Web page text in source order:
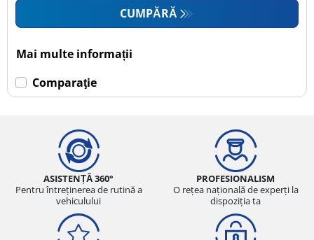
CUMPĂRĂ
Mai multe informații
Comparaţie
ASISTENȚĂ 360°
Pentru întreținerea de rutină a
vehiculului
PROFESIONALISM
O rețea națională de experți la
dispoziția ta